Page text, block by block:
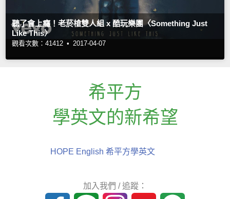
聽了會上癮！老菸槍雙人組 x 酷玩樂團〈Something Just
Like This〉
觀看次數：41412 • 2017-04-07
希平方
學英文的新希望
HOPE English 希平方學英文
加入我們 / 追蹤：